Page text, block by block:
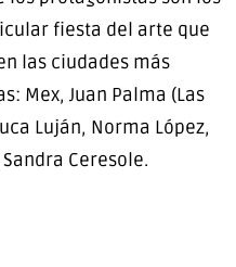
fiesta del arte que
las ciudades más
Mex, Juan Palma (Las
Luján, Norma López,
Ceresole.